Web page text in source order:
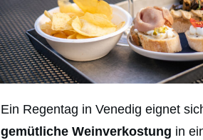
Ein Regentag in Venedig eignet
gemütliche Weinverkostung in